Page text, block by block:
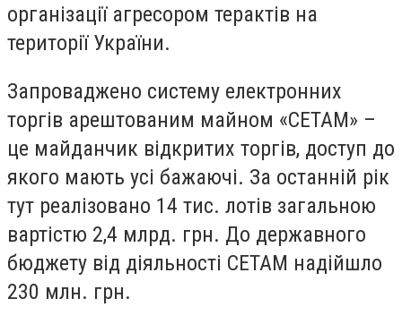
організації агресором терактів на
території України.
Запроваджено систему електронних
торгів арештованим майном «СЕТАМ» –
це майданчик відкритих торгів, доступ до
якого мають усі бажаючі. За останній рік
тут реалізовано 14 тис. лотів загальною
вартістю 2,4 млрд. грн. До державного
бюджету від діяльності СЕТАМ надійшло
230 млн. грн.